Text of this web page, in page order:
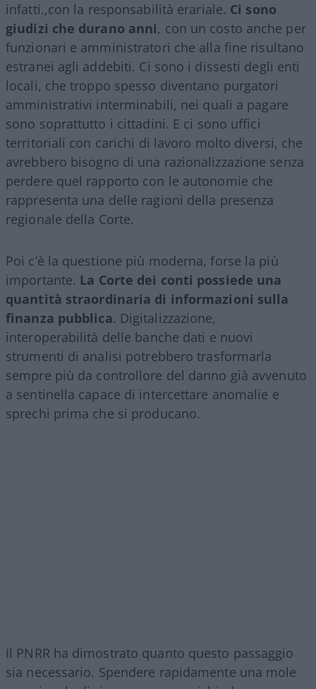
infatti.,con la responsabilità erariale. Ci sono
giudizi che durano anni, con un costo anche per
funzionari e amministratori che alla fine risultano
estranei agli addebiti. Ci sono i dissesti degli enti
locali, che troppo spesso diventano purgatori
amministrativi interminabili, nei quali a pagare
sono soprattutto i cittadini. E ci sono uffici
territoriali con carichi di lavoro molto diversi, che
avrebbero bisogno di una razionalizzazione senza
perdere quel rapporto con le autonomie che
rappresenta una delle ragioni della presenza
regionale della Corte.
Poi c’è la questione più moderna, forse la più
importante. La Corte dei conti possiede una
quantità straordinaria di informazioni sulla
finanza pubblica. Digitalizzazione,
interoperabilità delle banche dati e nuovi
strumenti di analisi potrebbero trasformarla
sempre più da controllore del danno già avvenuto
a sentinella capace di intercettare anomalie e
sprechi prima che si producano.
Il PNRR ha dimostrato quanto questo passaggio
sia necessario. Spendere rapidamente una mole